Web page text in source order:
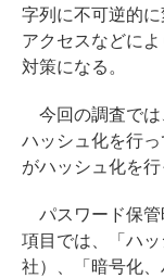
字列に不可逆的
アクセスなどに
対策になる。
今回の調査では
ハッシュ化を行
がハッシュ化を行
パスワード保管
項目では、「ハ
社）、「暗号化